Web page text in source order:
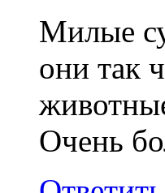
Милые
они так
Очень